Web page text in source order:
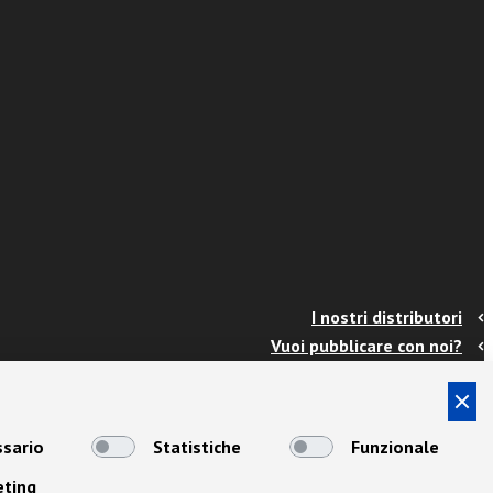
I nostri distributori
Vuoi pubblicare con noi?
Info e spedizioni
Termini e condizioni
Cookies
Statistiche
Funzionale